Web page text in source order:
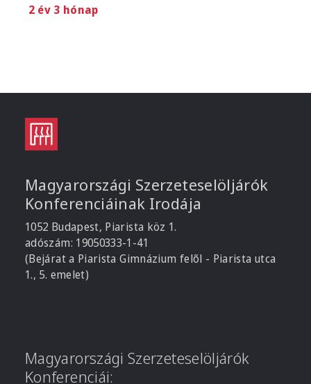
2 év 3 hónap
Magyarországi Szerzeteselöljárók
Konferenciáinak Irodája
1052 Budapest, Piarista köz 1.
adószám: 19050333-1-41
(Bejárat a Piarista Gimnázium felől - Piarista utca
1., 5. emelet)
Magyarországi Szerzeteselöljárók
Konferenciái: